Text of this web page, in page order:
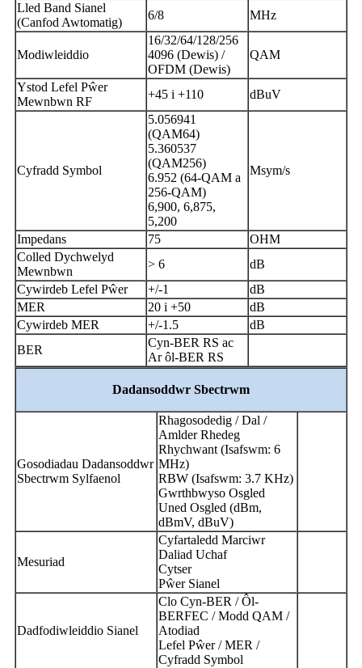
Lled Band Sianel
(Canfod Awtomatig)
6/8 MHz
Modiwleiddio
16/32/64/128/256
4096 (Dewis) /
OFDM (Dewis)
QAM
Ystod Lefel Pŵer
Mewnbwn RF
+45 i +110 dBuV
Cyfradd Symbol
5.056941
(QAM64)
5.360537
(QAM256)
6.952 (64-QAM a
256-QAM)
6,900, 6,875,
5,200
Msym/s
Impedans 75
OHM
Colled Dychwelyd
Mewnbwn
> 6
dB
Cywirdeb Lefel Pŵer
+/-1
dB
MER
20 i +50
dB
Cywirdeb MER
+/-1.5
dB
BER
Cyn-BER RS ac
Ar ôl-BER RS
Dadansoddwr Sbectrwm
Gosodiadau Dadansoddwr
Sbectrwm Sylfaenol
Rhagosodedig / Dal /
Amlder Rhedeg
Rhychwant (Isafswm: 6
MHz)
RBW (Isafswm: 3.7 KHz)
Gwrthbwyso Osgled
Uned Osgled (dBm,
dBmV, dBuV)
Mesuriad
Cyfartaledd Marciwr
Daliad Uchaf
Cytser
Pŵer Sianel
Dadfodiwleiddio Sianel
Clo Cyn-BER / Ôl-
BERFEC / Modd QAM /
Atodiad
Lefel Pŵer / MER /
Cyfradd Symbol